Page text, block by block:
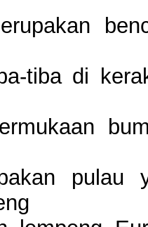
tiba di
pulau